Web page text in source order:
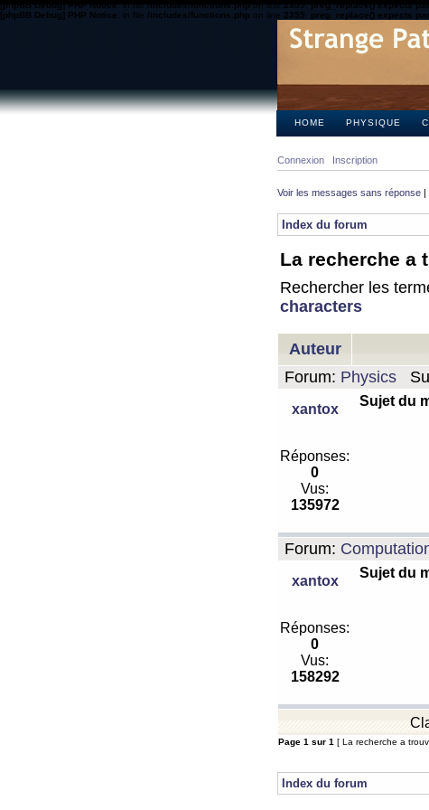
[phpBB Debug] PHP Notice: in file/includes/functions.phpon line2355:preg_replace() expects
[phpBB Debug] PHP Notice: in file /includes/functions.php on line 2355: preg_replace() expects
HOME PHYSIQUE
Connexion Inscription
Voir les messages sans réponse |
Index du forum
La recherche a
Rechercher les
characters
Auteur
Forum: Physics
xantox
Sujet du
Réponses:
0
Vus:
135972
Forum:
xantox
Sujet du
Réponses:
0
Vus:
158292
Page 1 sur 1 [ La recherche a
Index du forum